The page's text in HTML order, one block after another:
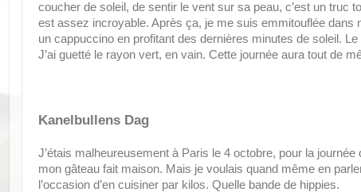
coucher de soleil, de sentir le vent sur sa peau, c’est un truc
est assez incroyable. Après ça, je me suis emmitouflée dans
un cappuccino en profitant des dernières minutes de soleil.
J’ai guetté le rayon vert, en vain. Cette journée aura tout de
Kanelbullens Dag
J’étais malheureusement à Paris le 4 octobre, pour la
mon gâteau fait maison. Mais je voulais quand même en
l’occasion d’en cuisiner par kilos. Quelle bande de hippies.